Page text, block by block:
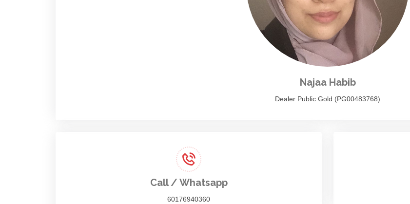
Najaa Habib
Dealer Public Gold (PG00483768)
Call / Whatsapp
60176940360